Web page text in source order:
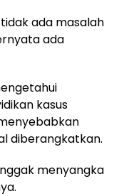
ada masalah
ada
kasus
diberangkatkan.
menyangka